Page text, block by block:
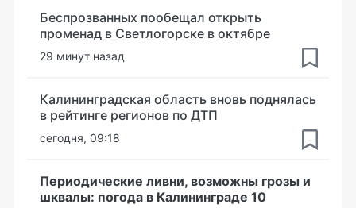
Беспрозванных пообещал открыть
променад в Светлогорске в октябре
29 минут назад
Калининградская область вновь поднялась
в рейтинге регионов по ДТП
сегодня, 09:18
Периодические ливни, возможны грозы и
шквалы: погода в Калининграде 10